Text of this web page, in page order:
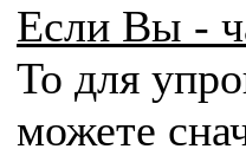
Если Вы -
То для
можете